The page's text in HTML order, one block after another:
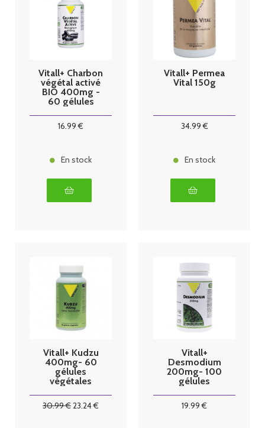
Vitall+ Charbon
végétal activé
BIO 400mg -
60 gélules
16.99 €
En stock
Vitall+ Permea
Vital 150g
34.99€
En stock
Vitall+ Kudzu
400mg- 60
gélules
végétales
30.99€23.24€
Vitall+
Desmodium
200mg- 100
gélules
19.99 €